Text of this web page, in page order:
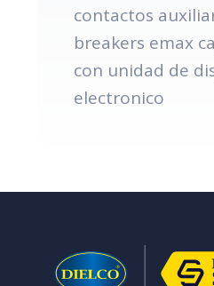
contactos
breakers emax
con unidad de
electronico